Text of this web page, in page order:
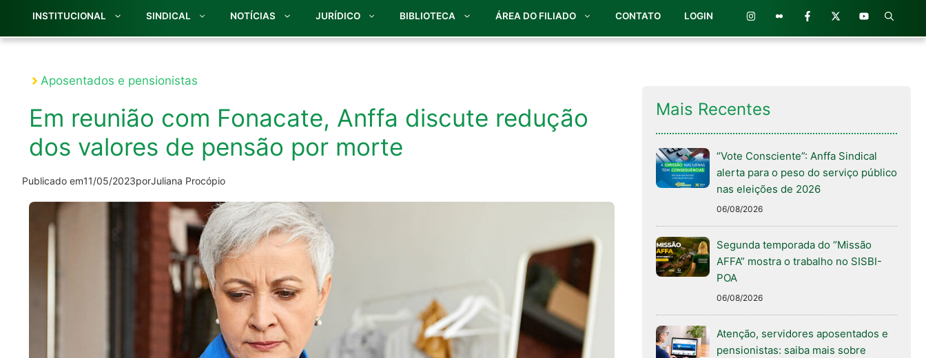
INSTITUCIONAL SINDICAL NOTÍCIAS JURÍDICO BIBLIOTECA ÁREA DO FILIADO CONTATO LOGIN
Aposentados e pensionistas
Em reunião com Fonacate, Anffa discute redução
dos valores de pensão por morte
Publicado em11/05/2023porJuliana Procópio
Mais Recentes
“Vote Consciente”: Anffa Sindical
alerta para o peso do serviço público
nas eleições de 2026
06/08/2026
Segunda temporada do “Missão
AFFA” mostra o trabalho no SISBI-
POA
06/08/2026
Atenção, servidores aposentados e
pensionistas: saiba mais sobre